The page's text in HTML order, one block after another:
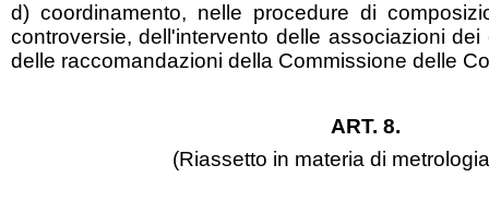
d) coordinamento, nelle procedure di
controversie, dell'intervento delle associazioni
delle raccomandazioni della Commissione delle
ART. 8.
(Riassetto in materia di